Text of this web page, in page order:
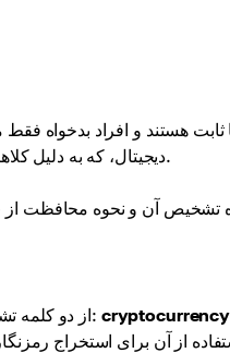
ثابت هستند و افراد
دیجیتال، که به دلیل کلاهبرداری، حملات سایبری و بسیاری از تهدیدات دیگر شناخته شده است.
منظور از cryptojacking چیست؟ Cryptojacking از دو کلمه تشکیل شده است: cryptocurrency
از آن برای استخراج